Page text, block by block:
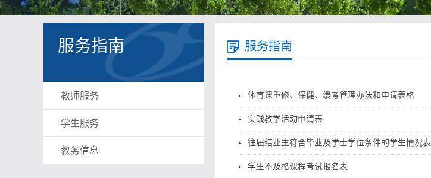
服务指南
教师服务
学生服务
教务信息
服务指南
体育课重修、保健、缓考管理办法和申请表格
实践教学活动申请表
往届结业生符合毕业及学士学位条件的学生情况表
学生不及格课程考试报名表